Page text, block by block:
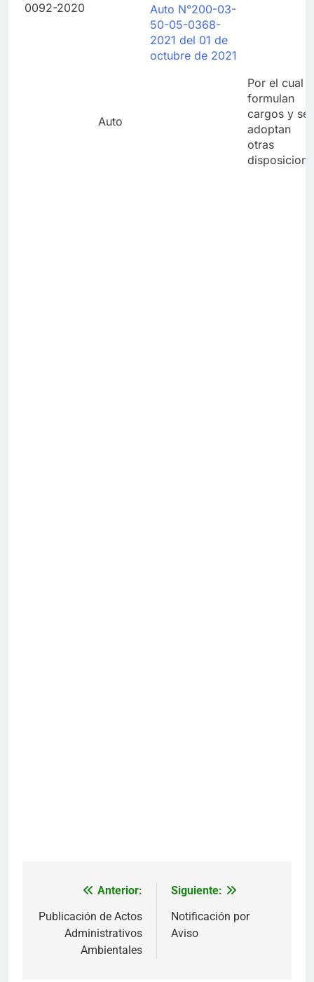
0092-2020
Auto
Auto N°200-03-
50-05-0368-
2021 del 01 de
octubre de 2021
Por el cual
formulan
cargos y se
adoptan
otras
Navegación
de
entradas
Anterior:
Publicación de Actos
Administrativos
Ambientales
Siguiente:
Notificación por
Aviso